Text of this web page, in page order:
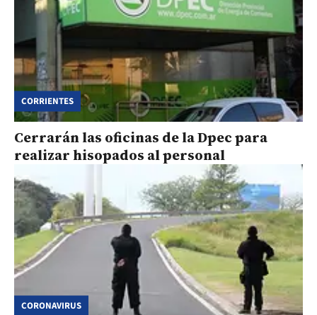
CORRIENTES
Cerrarán las oficinas de la Dpec para
realizar hisopados al personal
CORONAVIRUS